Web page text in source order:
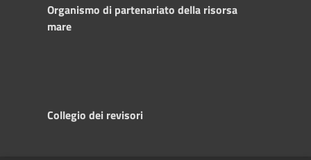
Organismo di partenariato della risorsa
mare
Collegio dei revisori